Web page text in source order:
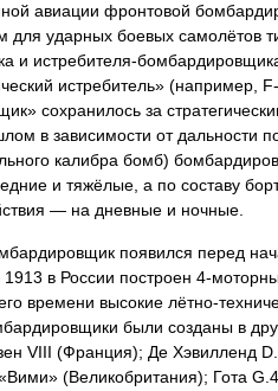
авиации фронтовой
для ударных боевых самолётов
и истребителя-
истребитель» (например,
сохранилось за
в зависимости от дальности
калибра бомб)
и тяжёлые, а по составу
— на дневные и ночные.
появился перед
в России построен 4-
времени высокие лётно-
были созданы в
VIII (Франция); Де Хэвилленд
(Великобритания); Гота